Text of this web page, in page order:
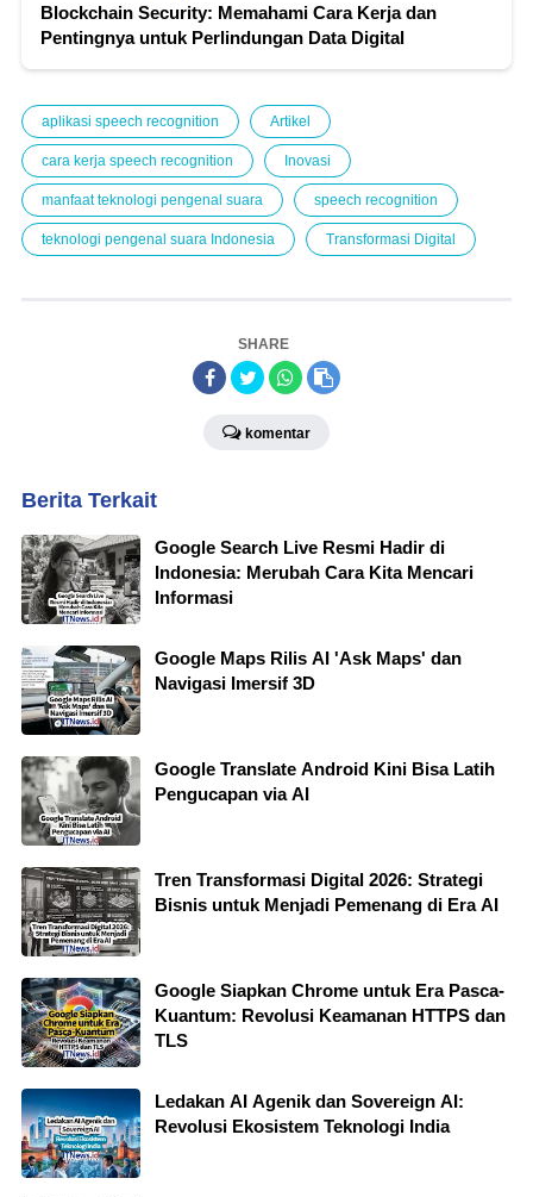
Blockchain Security: Memahami Cara Kerja dan
Pentingnya untuk Perlindungan Data Digital
aplikasi speech recognition Artikel
cara kerja speech recognition Inovasi
manfaat teknologi pengenal suara speech recognition
teknologi pengenal suara Indonesia Transformasi Digital
SHARE
komentar
Berita Terkait
Google Search Live Resmi Hadir di
Indonesia: Merubah Cara Kita Mencari
Informasi
Google Maps Rilis AI 'Ask Maps' dan
Navigasi Imersif 3D
Google Translate Android Kini Bisa Latih
Pengucapan via AI
Tren Transformasi Digital 2026: Strategi
Bisnis untuk Menjadi Pemenang di Era AI
Google Siapkan Chrome untuk Era Pasca-
Kuantum: Revolusi Keamanan HTTPS dan
TLS
Ledakan AI Agenik dan Sovereign AI:
Revolusi Ekosistem Teknologi India